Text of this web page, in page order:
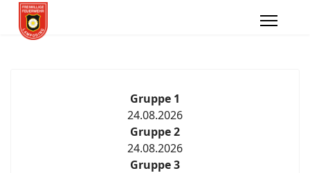
Gruppe 1
24.08.2026
Gruppe 2
24.08.2026
Gruppe 3